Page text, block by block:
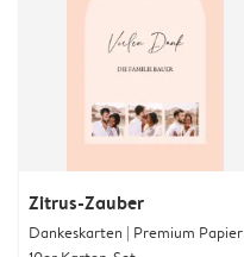
Zitrus-Zauber
Dankeskarten | Premium Papier